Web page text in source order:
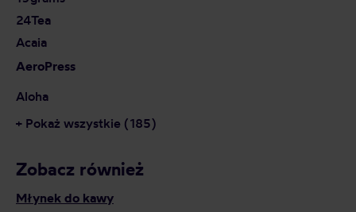
24Tea
Acaia
AeroPress
Aloha
+ Pokaż wszystkie (185)
Zobacz również
Młynek do kawy